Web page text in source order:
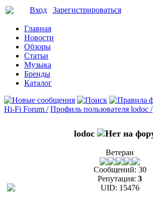
Вход Зарегистрироваться
Главная
Новости
Обзоры
Статьи
Музыка
Бренды
Каталог
Hi-Fi Forum / Профиль пользователя lodoc /
lodoc
Ветеран
Сообщений: 30
Репутация: 3
UID: 15476